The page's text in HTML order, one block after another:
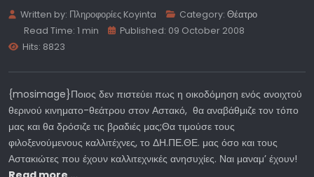
Written by: Πληροφορίες Koyinta Category:Θέατρο
Read Time: 1 min
Published: 09 October 2008
Hits: 8823
{mosimage}Ποιος δεν πιστεύει πως η οικοδόμηση ενός ανοιχτού
θερινού κινηματο-θεάτρου στον Αστακό, θα αναβάθμιζε τον τόπο
μας και θα δρόσιζε τις βραδιές μας;Θα τιμούσε τους
φιλοξενούμενους καλλιτέχνες, το ΔΗ.ΠΕ.ΘΕ. μας όσο και τους
Αστακιώτες που έχουν καλλιτεχνικές ανησυχίες. Ναι μαναμ’ έχουν!